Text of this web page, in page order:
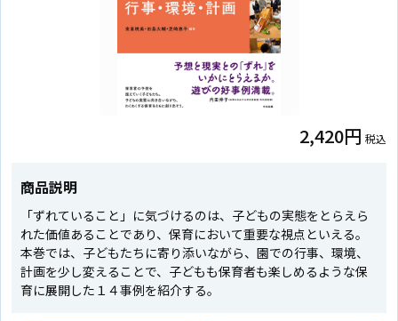
2,420円 税込
商品説明
「ずれていること」に気づけるのは、子どもの実態をとらえら
れた価値あることであり、保育において重要な視点といえる。
本巻では、子どもたちに寄り添いながら、園での行事、環境、
計画を少し変えることで、子どもも保育者も楽しめるような保
育に展開した１４事例を紹介する。